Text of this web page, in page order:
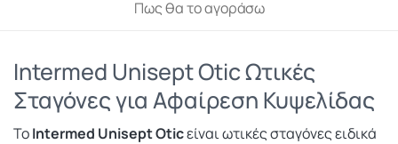
Πως θα το αγοράσω
Intermed Unisept Otic Ωτικές
Σταγόνες για Αφαίρεση Κυψελίδας
ΤοIntermed Unisept Oticείναι ωτικές σταγόνες ειδικά